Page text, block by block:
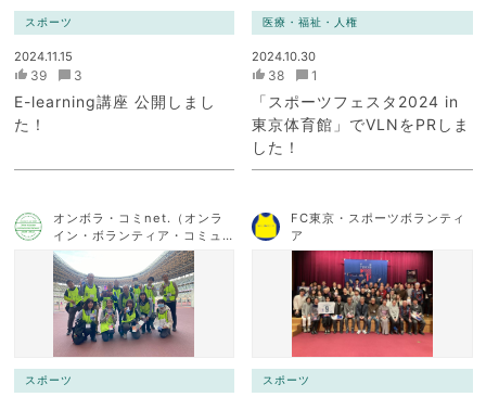
スポーツ
2024.11.15
39 3
E-learning講座 公開しまし
た！
医療・福祉・人権
2024.10.30
38 1
「スポーツフェスタ2024 in
東京体育館」でVLNをPRしま
した！
オンボラ・コミnet.（オンラ
イン・ボランティア・コミュ
ニケーション・ネットワー
ク）
スポーツ
FC東京・スポーツボランティ
ア
スポーツ